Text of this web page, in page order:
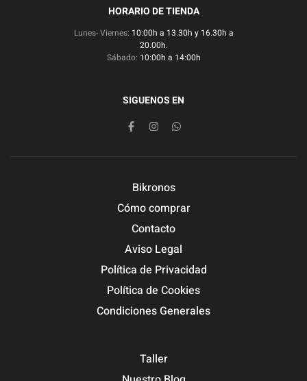
HORARIO DE TIENDA
Lunes- Viernes: 10:00h a 13.30h y 16.30h a
20.00h.
Sábado: 10:00h a 14:00h
SIGUENOS EN
Bikronos
Cómo comprar
Contacto
Aviso Legal
Política de Privacidad
Política de Cookies
Condiciones Generales
Taller